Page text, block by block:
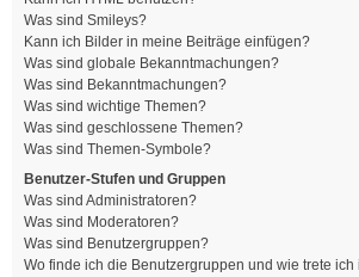
Was sind Smileys?
Kann ich Bilder in meine Beiträge einfügen?
Was sind globale Bekanntmachungen?
Was sind Bekanntmachungen?
Was sind wichtige Themen?
Was sind geschlossene Themen?
Was sind Themen-Symbole?
Benutzer-Stufen und Gruppen
Was sind Administratoren?
Was sind Moderatoren?
Was sind Benutzergruppen?
Wo finde ich die Benutzergruppen und wie trete